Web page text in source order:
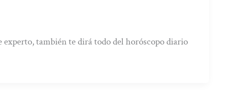
experto, también te dirá todo del horóscopo diario